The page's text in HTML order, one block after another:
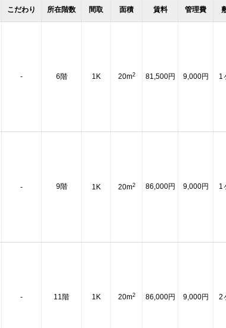
こだわり 所在階数 間取 面積 賃料 管理費
- 6階 1K 20m2 81,500円 9,000円 1
- 9階 1K 20m2 86,000円 9,000円 1
- 11階 1K 20m2 86,000円 9,000円 2